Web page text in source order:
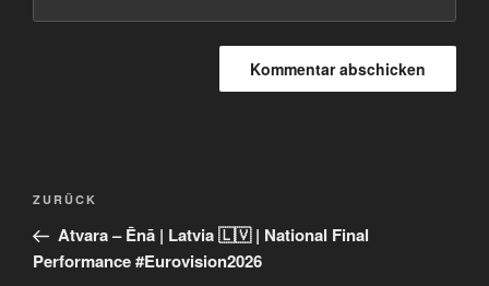
Beitragsnavigation
Vorheriger
Beitrag
ZURÜCK
Atvara – Ēnā | Latvia 🇱🇻 | National Final
Performance #Eurovision2026